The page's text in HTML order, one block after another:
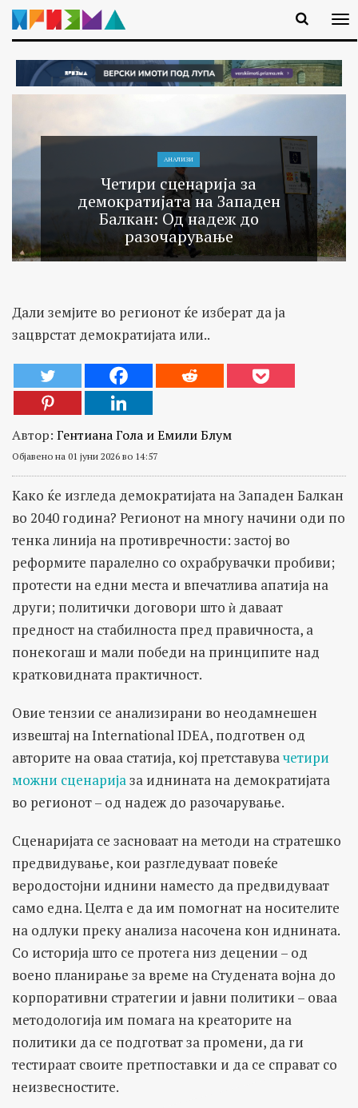
АНАЛИЗИ
Четири сценарија за
демократијата на Западен
Балкан: Од надеж до
разочарување
Дали земјите во регионот ќе изберат да ја
зацврстат демократијата или..
Автор: Гентиана Гола и Емили Блум
Објавено на 01 јуни 2026 во 14:57
Како ќе изгледа демократијата на Западен Балкан
во 2040 година? Регионот на многу начини оди по
тенка линија на противречности: застој во
реформите паралелно со охрабрувачки пробиви;
протести на едни места и впечатлива апатија на
други; политички договори што ѝ даваат
предност на стабилноста пред правичноста, а
понекогаш и мали победи на принципите над
кратковидната практичност.
Овие тензии се анализирани во неодамнешен
извештај на International IDEA, подготвен од
авторите на оваа статија, кој претставувачетири
можни сценаријаза иднината на демократијата
во регионот – од надеж до разочарување.
Сценаријата се засноваат на методи на стратешко
предвидување, кои разгледуваат повеќе
веродостојни иднини наместо да предвидуваат
само една. Целта е да им помогнат на носителите
на одлуки преку анализа насочена кон иднината.
Со историја што се протега низ децении – од
воено планирање за време на Студената војна до
корпоративни стратегии и јавни политики – оваа
методологија им помага на креаторите на
политики да се подготват за промени, да ги
тестираат своите претпоставки и да се справат со
неизвесностите.